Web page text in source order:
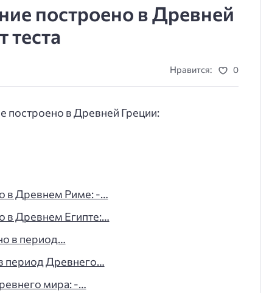
построено в Древней
теста
Нравится: 0
построено в Древней Греции:
в Древнем Риме: -…
в Древнем Египте:…
в период…
период Древнего…
мира: -…